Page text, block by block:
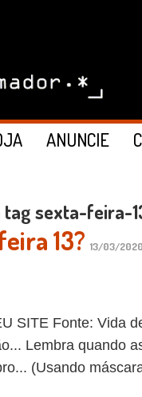
ANUNCIE
tag sexta-feira-
13? 13/03/2020
SITE Fonte: Vida
Lembra quando
(Usando